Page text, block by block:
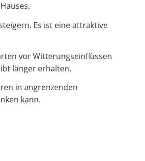
Es ist eine attraktive
vor Witterungseinflüssen
länger erhalten.
in angrenzenden
kann.